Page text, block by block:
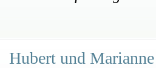
Hubert und